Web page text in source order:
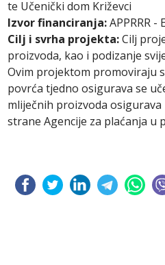
te Učenički dom Križevci
Izvor financiranja:APPRRR -
Cilj i svrha projekta:Cilj
proizvoda, kao i podizanje
Ovim projektom promoviraju
povrća tjedno osigurava se
mliječnih proizvoda
strane Agencije za plaćanja